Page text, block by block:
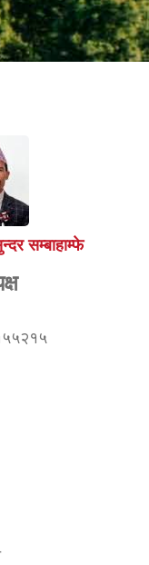
सम्बाहाम्फे